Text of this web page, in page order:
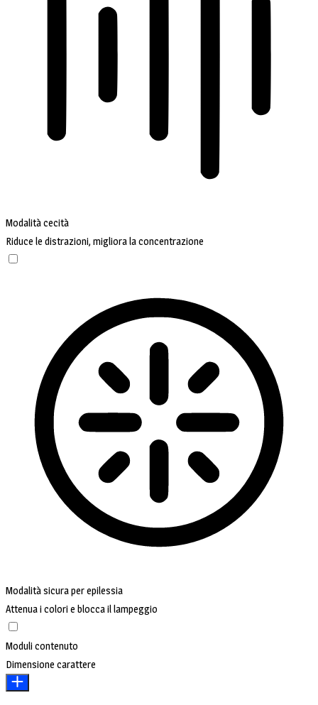
Modalità cecità
Riduce le distrazioni, migliora la concentrazione
Modalità sicura per epilessia
Attenua i colori e blocca il lampeggio
Moduli contenuto
Dimensione carattere